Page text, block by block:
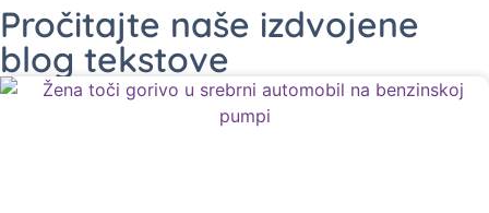
Pročitajte naše izdvojene
blog tekstove